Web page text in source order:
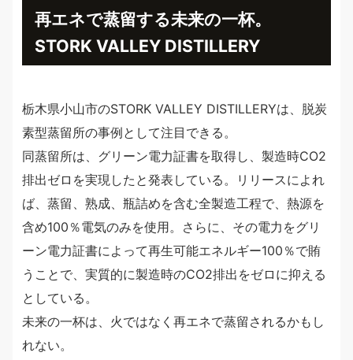
再エネで蒸留する未来の一杯。
STORK VALLEY DISTILLERY
栃木県小山市のSTORK VALLEY DISTILLERYは、脱炭
素型蒸留所の事例として注目できる。
同蒸留所は、グリーン電力証書を取得し、製造時CO2
排出ゼロを実現したと発表している。リリースによれ
ば、蒸留、熟成、瓶詰めを含む全製造工程で、熱源を
含め100％電気のみを使用。さらに、その電力をグリ
ーン電力証書によって再生可能エネルギー100％で賄
うことで、実質的に製造時のCO2排出をゼロに抑える
としている。
未来の一杯は、火ではなく再エネで蒸留されるかもし
れない。